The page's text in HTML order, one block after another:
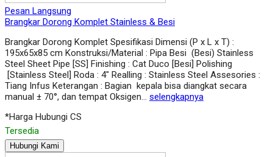
Pesan Langsung
Brangkar Dorong Komplet Stainless & Besi
Brangkar Dorong Komplet Spesifikasi Dimensi (P x L x T) :
195x65x85 cm Konstruksi/Material : Pipa Besi (Besi) Stainless
Steel Sheet Pipe [SS] Finishing : Cat Duco [Besi] Polishing
[Stainless Steel] Roda : 4″ Realling : Stainless Steel Assesories :
Tiang Infus Keterangan : Bagian kepala bisa diangkat secara
manual ± 70°, dan tempat Oksigen… selengkapnya
*Harga Hubungi CS
Tersedia
Hubungi Kami